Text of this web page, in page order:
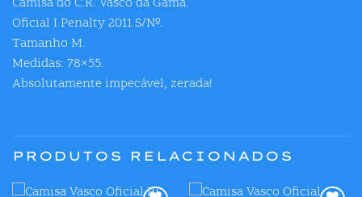
Oficial I Penalty 2011 S/Nº.
Tamanho M.
Medidas: 78×55.
Absolutamente impecável, zerada!
PRODUTOS RELACIONADOS